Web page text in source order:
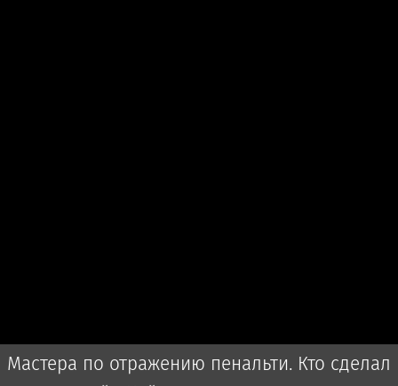
Мастера по отражению пенальти. Кто сделал